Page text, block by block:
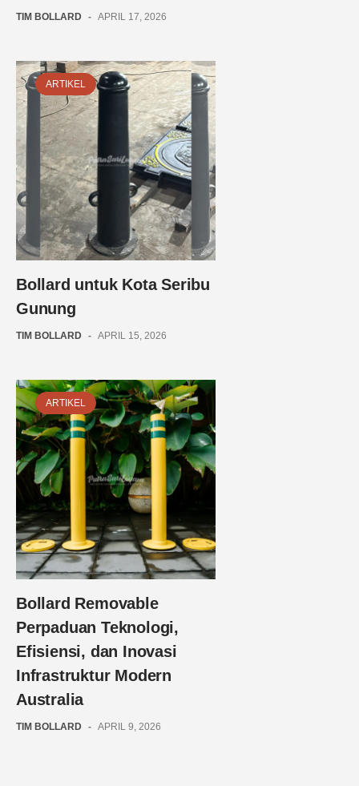
TIM BOLLARD - APRIL 17, 2026
ARTIKEL
Bollard untuk Kota Seribu
Gunung
TIM BOLLARD - APRIL 15, 2026
ARTIKEL
Bollard Removable
Perpaduan Teknologi,
Efisiensi, dan Inovasi
Infrastruktur Modern
Australia
TIM BOLLARD - APRIL 9, 2026